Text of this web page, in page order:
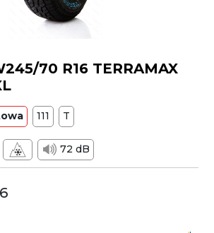
70 R16 TERRAMAX
111 T
72 dB